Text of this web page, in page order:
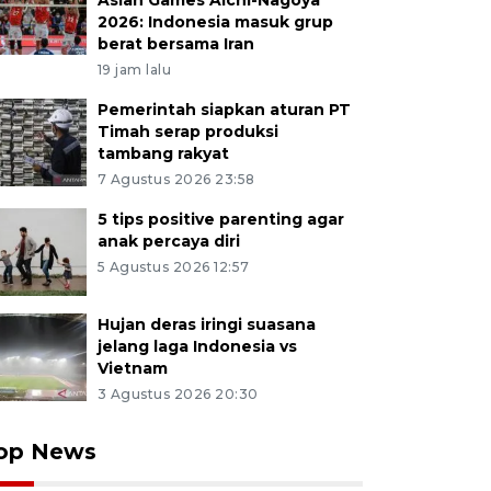
2026: Indonesia masuk grup
berat bersama Iran
19 jam lalu
Pemerintah siapkan aturan PT
Timah serap produksi
tambang rakyat
7 Agustus 2026 23:58
5 tips positive parenting agar
anak percaya diri
5 Agustus 2026 12:57
Hujan deras iringi suasana
jelang laga Indonesia vs
Vietnam
3 Agustus 2026 20:30
News